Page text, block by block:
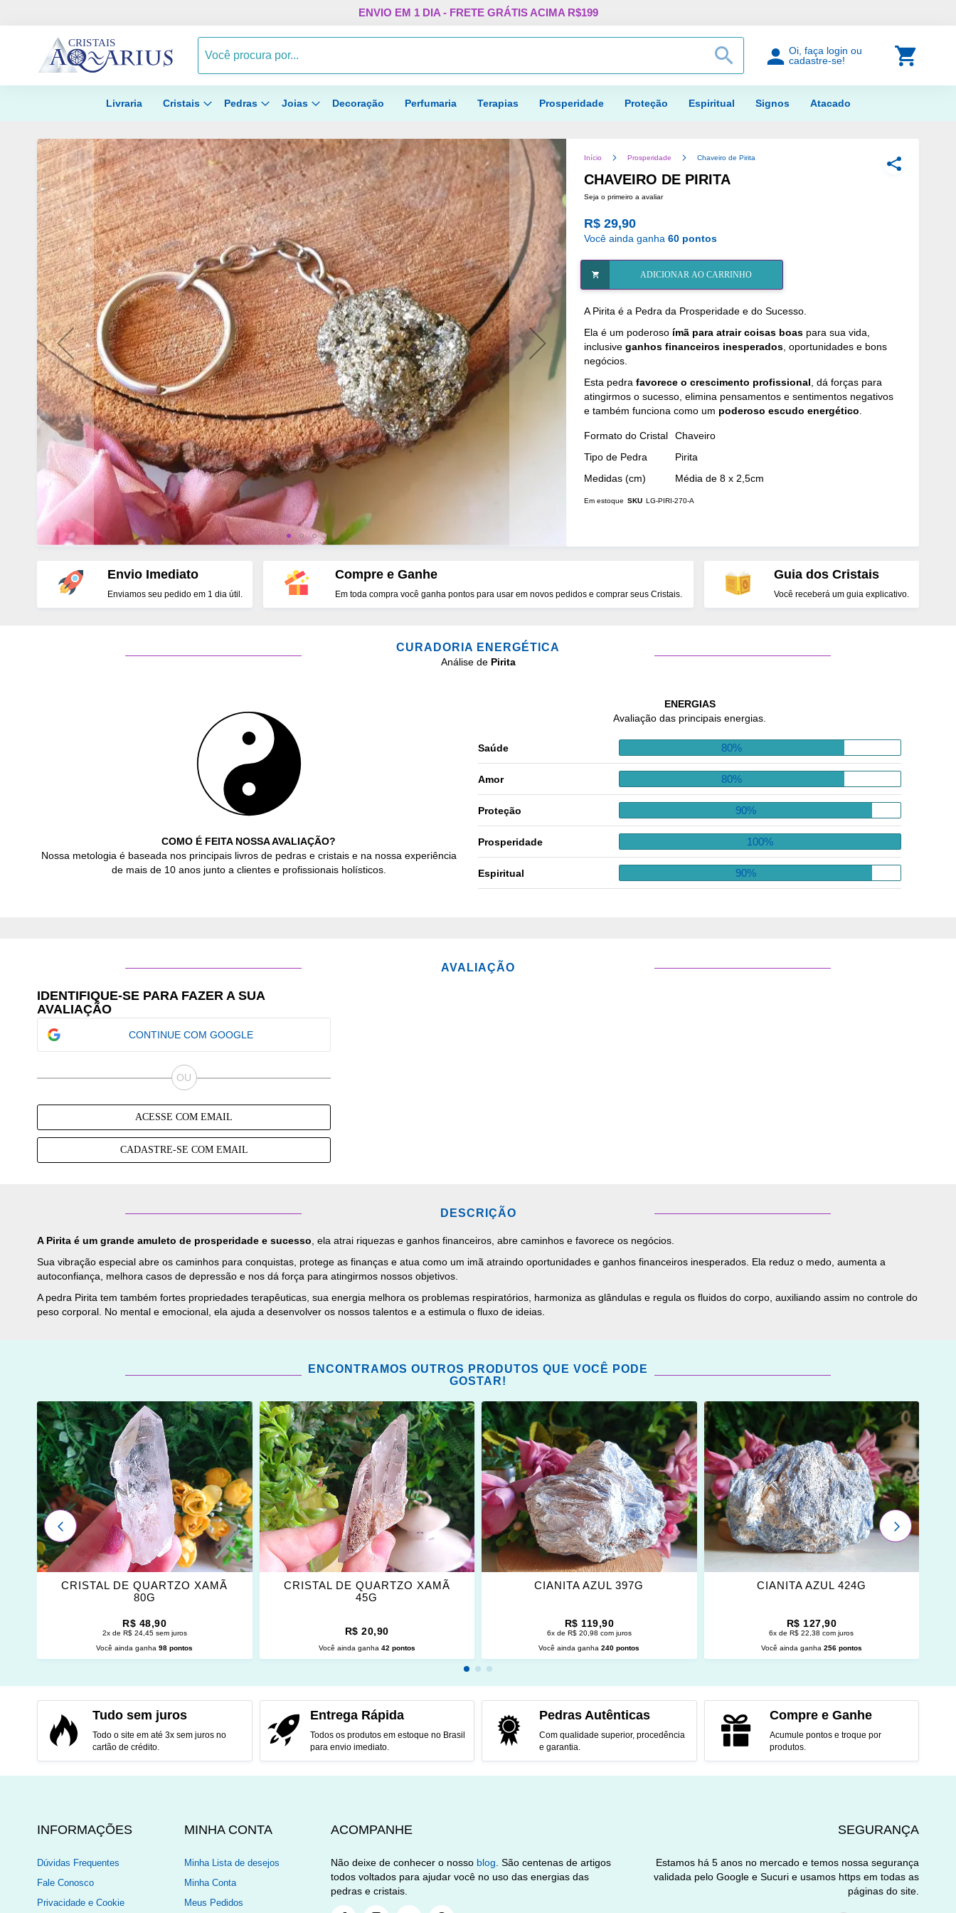
Pular
o
ENVIO EM 1 DIA - FRETE GRÁTIS ACIMA R$199
Procurar
PROCURAR
Oi, faça login ou
cadastre-se!
Livraria Cristais Pedras Joias Decoração Perfumaria Terapias Prosperidade Proteção Espiritual Signos Atacado
Início Prosperidade Chaveiro de Pirita
CHAVEIRO DE PIRITA
Seja o primeiro a avaliar
R$ 29,90
Você ainda ganha 60 pontos
ADICIONAR AO CARRINHO
A Pirita é a Pedra da Prosperidade e do Sucesso.
Ela é um poderoso ímã para atrair coisas boas para sua vida,
inclusive ganhos financeiros inesperados , oportunidades e bons
negócios.
Esta pedra favorece o crescimento profissional , dá forças para
atingirmos o sucesso, elimina pensamentos e sentimentos negativos
e também funciona como um poderoso escudo energético
Mais
Formato do Cristal
Chaveiro
Tipo de Pedra
Pirita
Medidas (cm)
Média de 8 x 2,5cm
Em estoque SKU LG-PIRI-270-A
Envio Imediato
Enviamos seu pedido em 1 dia útil.
Compre e Ganhe
Em toda compra você ganha pontos para usar em novos pedidos e comprar seus Cristais.
Guia dos Cristais
Você receberá um guia explicativo.
CURADORIA ENERGÉTICA
Análise de Pirita
COMO É FEITA NOSSA AVALIAÇÃO?
Nossa metologia é baseada nos principais livros de pedras e cristais e na nossa experiência
de mais de 10 anos junto a clientes e profissionais holísticos.
ENERGIAS
Avaliação das principais energias.
Saúde 80%
Amor 80%
Proteção 90%
Prosperidade 100%
Espiritual 90%
AVALIAÇÃO
IDENTIFIQUE-SE PARA FAZER A SUA
AVALIAÇÃO
CONTINUE COM GOOGLE
ACESSE COM EMAIL
CADASTRE-SE COM EMAIL
DESCRIÇÃO
A Pirita é um grande amuleto de prosperidade e sucesso , ela atrai riquezas e ganhos financeiros, abre caminhos e favorece os negócios.
Sua vibração especial abre os caminhos para conquistas, protege as finanças e atua como um imã atraindo oportunidades e ganhos financeiros inesperados. Ela reduz o medo, aumenta a
autoconfiança, melhora casos de depressão e nos dá força para atingirmos nossos objetivos.
A pedra Pirita tem também fortes propriedades terapêuticas, sua energia melhora os problemas respiratórios, harmoniza as glândulas e regula os fluidos do corpo, auxiliando assim no controle do
peso corporal. No mental e emocional, ela ajuda a desenvolver os nossos talentos e a estimula o fluxo de ideias.
ENCONTRAMOS OUTROS PRODUTOS QUE VOCÊ PODE
GOSTAR!
ADICIONAR
OS
FAVORITOS
CRISTAL DE QUARTZO XAMÃ
80G
R$ 48,90
2x de R$ 24,45 sem juros
Você ainda ganha98 pontos
ADICIONAR
OS
FAVORITOS
CRISTAL DE QUARTZO XAMÃ
45G
R$ 20,90
Você ainda ganha 42 pontos
ADICIONAR
OS
FAVORITOS
CIANITA AZUL 397G
R$ 119,90
6x de R$ 20,98 com juros
Você ainda ganha240 pontos
ADICIONAR
OS
FAVORITOS
CIANITA AZUL 424G
R$ 127,90
6x de R$ 22,38 com juros
Você ainda ganha 256 pontos
PRÓXIMO
ANTERIOR
Tudo sem juros
Todo o site em até 3x sem juros no
cartão de crédito.
Entrega Rápida
Todos os produtos em estoque no Brasil
para envio imediato.
Pedras Autênticas
Com qualidade superior, procedência
e garantia.
Compre e Ganhe
Acumule pontos e troque por
produtos.
INFORMAÇÕES
Dúvidas Frequentes
Fale Conosco
Privacidade e Cookie
MINHA CONTA
Minha Lista de desejos
Minha Conta
Meus Pedidos
SEGURANÇA
Estamos há 5 anos no mercado e temos nossa segurança
validada pelo Google e Sucuri e usamos https em todas as
páginas do site.
ACOMPANHE
Não deixe de conhecer o nosso blog. São centenas de artigos
todos voltados para ajudar você no uso das energias das
pedras e cristais.